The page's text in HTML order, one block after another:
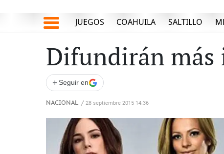
JUEGOS COAHUILA SALTILLO
Difundirán más
+ Seguir en
NACIONAL / 28 septiembre 2015 14:36